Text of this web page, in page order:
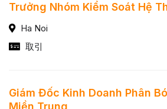
Trưởng Nhóm Kiểm Soát Hệ
Ha Noi
取引
Giám Đốc Kinh Doanh Phân
Miền Trung